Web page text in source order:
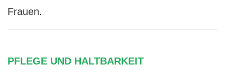
Frauen.
PFLEGE UND HALTBARKEIT